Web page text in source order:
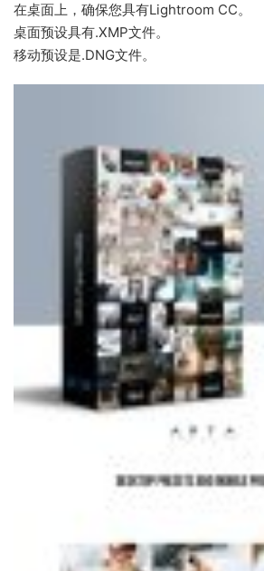
在桌面上，确保您具有Lightroom CC。
桌面预设具有.XMP文件。
移动预设是.DNG文件。